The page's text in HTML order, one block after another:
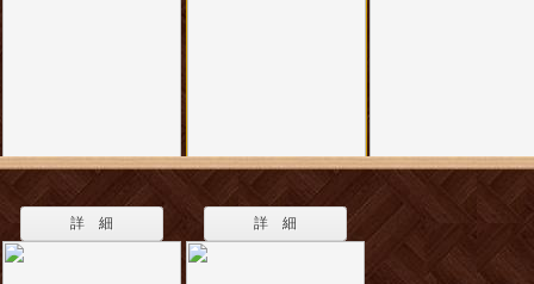
詳 細 詳 細